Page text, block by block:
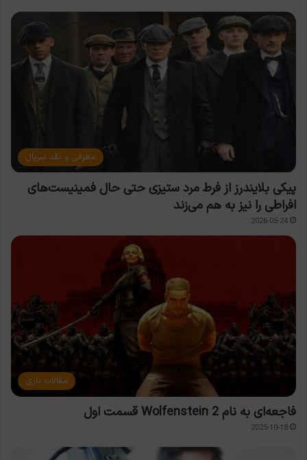
معرفی و نقد سریال
پیکی بلایندرز از فرط مرد ستیزی حتی حال فمینیست‌های
افراطی را نیز به هم می‌زند
2026-05-24
مقالات بازی
فاجعه‌ای به نام Wolfenstein 2 قسمت اول
2025-10-18